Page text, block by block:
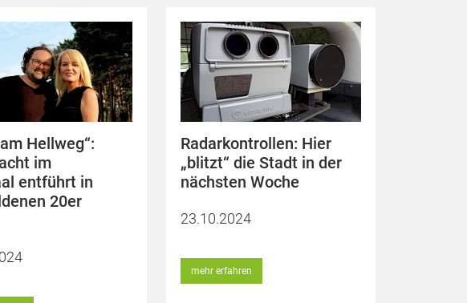
Hellweg“:
im
entführt in
20er
Radarkontrollen: Hier
„blitzt“ die Stadt in der
nächsten Woche
23.10.2024
mehr erfahren